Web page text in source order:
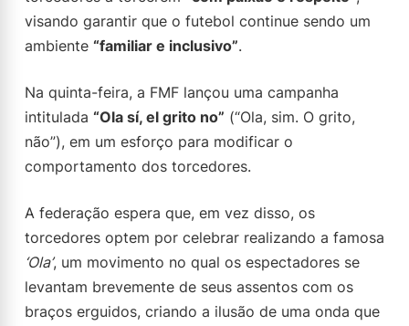
visando garantir que o futebol continue sendo um
ambiente “familiar e inclusivo”.
Na quinta-feira, a FMF lançou uma campanha
intitulada “Ola sí, el grito no” (“Ola, sim. O grito,
não”), em um esforço para modificar o
comportamento dos torcedores.
A federação espera que, em vez disso, os
torcedores optem por celebrar realizando a famosa
‘Ola’, um movimento no qual os espectadores se
levantam brevemente de seus assentos com os
braços erguidos, criando a ilusão de uma onda que